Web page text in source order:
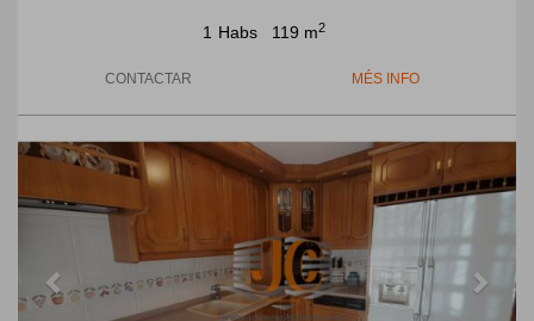
1 Habs 119 m2
CONTACTAR MÉS INFO